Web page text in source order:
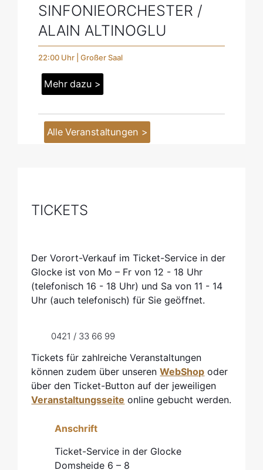
SINFONIEORCHESTER /
ALAIN ALTINOGLU
22:00 Uhr | Großer Saal
Mehr dazu >
Alle Veranstaltungen >
TICKETS
Der Vorort-Verkauf im Ticket-Service in der
Glocke ist von Mo – Fr von 12 - 18 Uhr
(telefonisch 16 - 18 Uhr) und Sa von 11 - 14
Uhr (auch telefonisch) für Sie geöffnet.
0421 / 33 66 99
Tickets für zahlreiche Veranstaltungen
können zudem über unserenWebShop oder
über den Ticket-Button auf der jeweiligen
Veranstaltungsseite online gebucht werden.
Anschrift
Ticket-Service in der Glocke
Domsheide 6 – 8